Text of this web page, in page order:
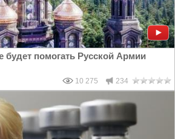
будет помогать Русской Армии
10 275 234